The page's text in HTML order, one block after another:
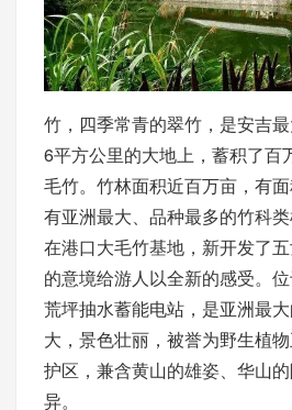
竹，四季常青的翠竹，是安吉
6平方公里的大地上，蓄积了百
毛竹。竹林面积近百万亩，有
有亚洲最大、品种最多的竹科
在港口大毛竹基地，新开发了
的意境给游人以全新的感受。
荒坪抽水蓄能电站，是亚洲最
大，景色壮丽，被誉为野生植
护区，兼含黄山的雄姿、华山
异。